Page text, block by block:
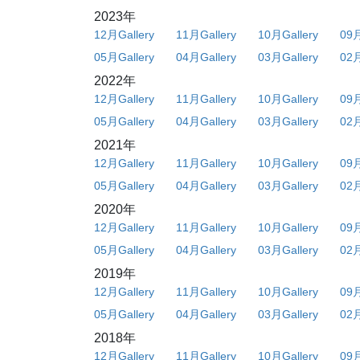
2023年
12月Gallery 11月Gallery 10月Gallery
09
05月Gallery
04月Gallery 03月Gallery 02
2022年
12月Gallery 11月Gallery 10月Gallery
09
05月Gallery
04月Gallery 03月Gallery 02
2021年
12月Gallery 11月Gallery 10月Gallery
09
05月Gallery
04月Gallery 03月Gallery 02
2020年
12月Gallery 11月Gallery 10月Gallery
09
05月Gallery
04月Gallery 03月Gallery 02
2019年
12月Gallery 11月Gallery 10月Gallery
09
05月Gallery
04月Gallery 03月Gallery 02
2018年
12月Gallery 11月Gallery 10月Gallery 09